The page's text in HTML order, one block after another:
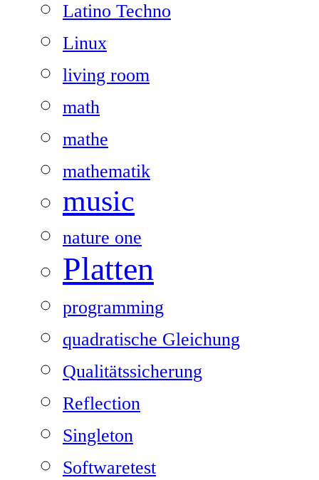
Latino Techno
Linux
living room
math
mathe
mathematik
music
nature one
Platten
programming
quadratische Gleichung
Qualitätssicherung
Reflection
Singleton
Softwaretest